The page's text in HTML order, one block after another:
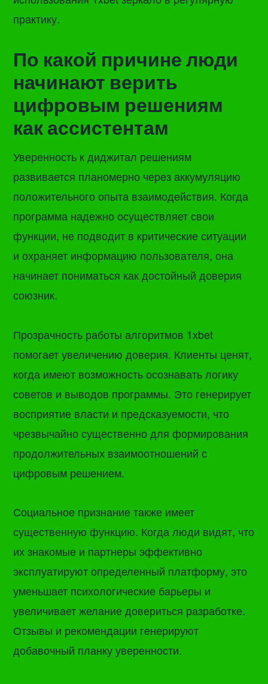
практику.
По какой причине люди
начинают верить
цифровым решениям
как ассистентам
Уверенность к диджитал решениям
развивается планомерно через аккумуляцию
положительного опыта взаимодействия. Когда
программа надежно осуществляет свои
функции, не подводит в критические ситуации
и охраняет информацию пользователя, она
начинает пониматься как достойный доверия
союзник.
Прозрачность работы алгоритмов 1xbet
помогает увеличению доверия. Клиенты ценят,
когда имеют возможность осознавать логику
советов и выводов программы. Это генерирует
восприятие власти и предсказуемости, что
чрезвычайно существенно для формирования
продолжительных взаимоотношений с
цифровым решением.
Социальное признание также имеет
существенную функцию. Когда люди видят, что
их знакомые и партнеры эффективно
эксплуатируют определенный платформу, это
уменьшает психологические барьеры и
увеличивает желание довериться разработке.
Отзывы и рекомендации генерируют
добавочный планку уверенности.